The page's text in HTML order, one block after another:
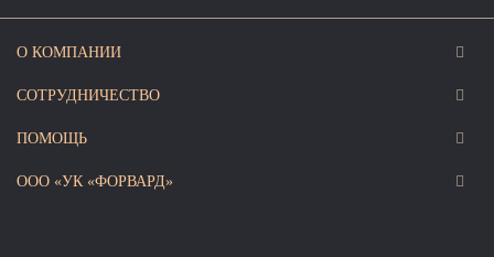
О КОМПАНИИ
СОТРУДНИЧЕСТВО
ПОМОЩЬ
ООО «УК «ФОРВАРД»